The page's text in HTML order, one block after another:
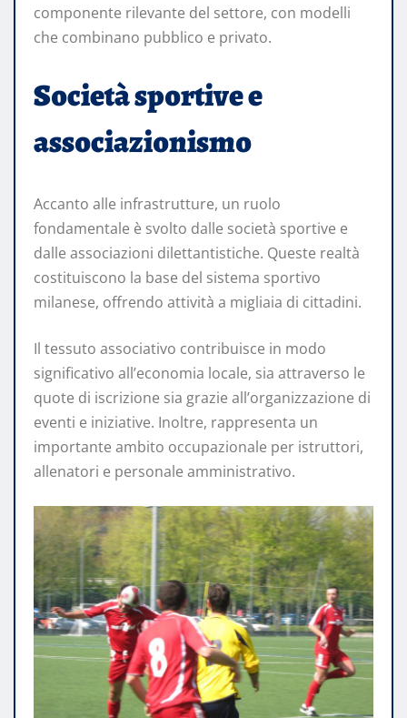
componente rilevante del settore, con modelli
che combinano pubblico e privato.
Società sportive e
associazionismo
Accanto alle infrastrutture, un ruolo
fondamentale è svolto dalle società sportive e
dalle associazioni dilettantistiche. Queste realtà
costituiscono la base del sistema sportivo
milanese, offrendo attività a migliaia di cittadini.
Il tessuto associativo contribuisce in modo
significativo all’economia locale, sia attraverso le
quote di iscrizione sia grazie all’organizzazione di
eventi e iniziative. Inoltre, rappresenta un
importante ambito occupazionale per istruttori,
allenatori e personale amministrativo.